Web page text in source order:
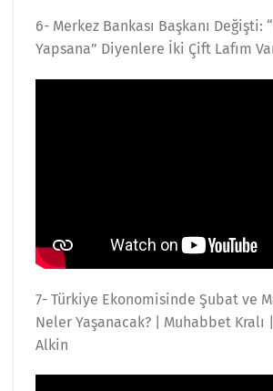
6- Merkez Bankası Başkanı Değişti:
Yapsana” Diyenlere İki Çift Lafım
7- Türkiye Ekonomisinde Şubat ve
Neler Yaşanacak? | Muhabbet Kralı
Alkin